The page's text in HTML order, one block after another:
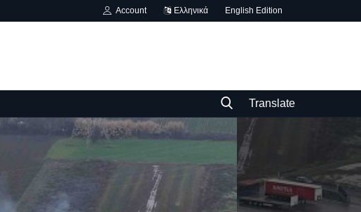
Account Ελληνικά English Edition
Translate